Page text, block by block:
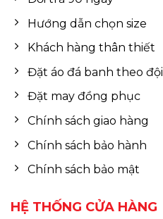
Hướng dẫn chọn size
Khách hàng thân thiết
Đặt áo đá banh theo đội
Đặt may đồng phục
Chính sách giao hàng
Chính sách bảo hành
Chính sách bảo mật
HỆ THỐNG CỬA HÀNG